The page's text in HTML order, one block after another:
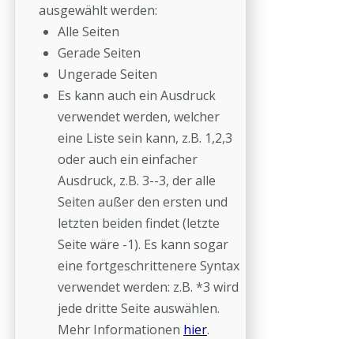
ausgewählt werden:
Alle Seiten
Gerade Seiten
Ungerade Seiten
Es kann auch ein Ausdruck
verwendet werden, welcher
eine Liste sein kann, z.B. 1,2,3
oder auch ein einfacher
Ausdruck, z.B. 3--3, der alle
Seiten außer den ersten und
letzten beiden findet (letzte
Seite wäre -1). Es kann sogar
eine fortgeschrittenere Syntax
verwendet werden: z.B. *3 wird
jede dritte Seite auswählen.
Mehr Informationen hier.